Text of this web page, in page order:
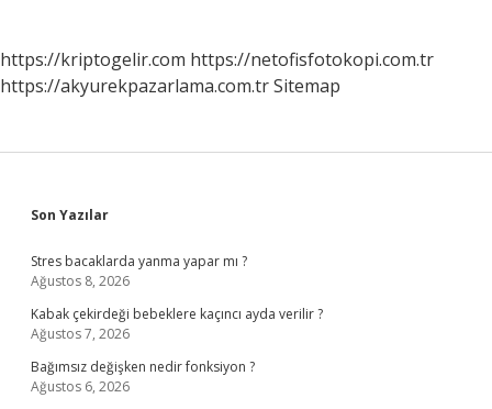
https://kriptogelir.com https://netofisfotokopi.com.tr
https://akyurekpazarlama.com.trSitemap
Sidebar
Son Yazılar
Stres bacaklarda yanma yapar mı ?
Ağustos 8, 2026
Kabak çekirdeği bebeklere kaçıncı ayda verilir ?
Ağustos 7, 2026
Bağımsız değişken nedir fonksiyon ?
Ağustos 6, 2026